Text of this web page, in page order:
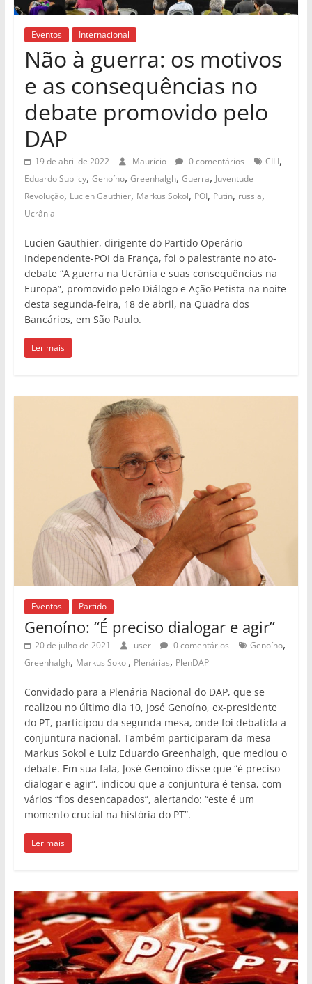
Eventos Internacional
Não à guerra: os motivos
e as consequências no
debate promovido pelo
DAP
19 de abril de 2022 Maurício 0 comentários CILI,
Eduardo Suplicy, Genoíno, Greenhalgh, Guerra, Juventude
Revolução, Lucien Gauthier, Markus Sokol, POI, Putin, russia,
Ucrânia
Lucien Gauthier, dirigente do Partido Operário
Independente-POI da França, foi o palestrante no ato-
debate “A guerra na Ucrânia e suas consequências na
Europa”, promovido pelo Diálogo e Ação Petista na noite
desta segunda-feira, 18 de abril, na Quadra dos
Bancários, em São Paulo.
Ler mais
Eventos Partido
Genoíno: “É preciso dialogar e agir”
20 de julho de 2021 user 0 comentários Genoíno,
Greenhalgh, Markus Sokol, Plenárias, PlenDAP
Convidado para a Plenária Nacional do DAP, que se
realizou no último dia 10, José Genoíno, ex-presidente
do PT, participou da segunda mesa, onde foi debatida a
conjuntura nacional. Também participaram da mesa
Markus Sokol e Luiz Eduardo Greenhalgh, que mediou o
debate. Em sua fala, José Genoino disse que “é preciso
dialogar e agir”, indicou que a conjuntura é tensa, com
vários “fios desencapados”, alertando: “este é um
momento crucial na história do PT”.
Ler mais